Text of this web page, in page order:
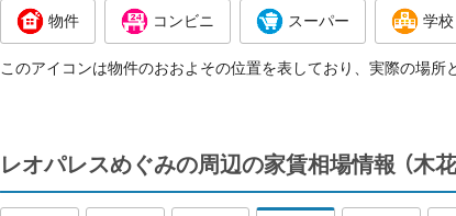
物件 コンビニ スーパー 学校
このアイコンは物件のおおよその位置を表しており、実際の場
レオパレスめぐみの周辺の家賃相場情報 （木